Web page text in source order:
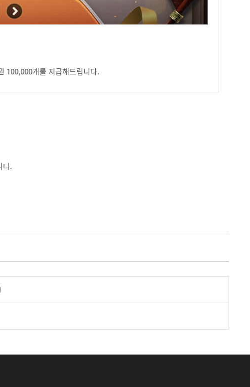
100,000개를 지급해드립니다.
다.